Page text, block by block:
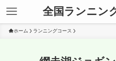
全国ランニン
ホーム ランニングコース